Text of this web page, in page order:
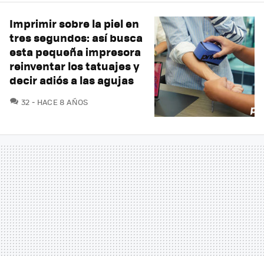
Imprimir sobre la piel en
tres segundos: así busca
esta pequeña impresora
reinventar los tatuajes y
decir adiós a las agujas
32 COMENTARIOS
HACE 8 AÑOS